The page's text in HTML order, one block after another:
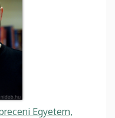
Egyetem,